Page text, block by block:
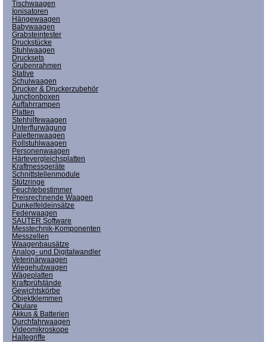
Tischwaagen
Ionisatoren
Hängewaagen
Babywaagen
Grabsteintester
Druckstücke
Stuhlwaagen
Drucksets
Grubenrahmen
Stative
Schulwaagen
Drucker & Druckerzubehör
Junctionboxen
Auffahrrampen
Platten
Stehhilfewaagen
Unterflurwägung
Palettenwaagen
Rollstuhlwaagen
Personenwaagen
Härtevergleichsplatten
Kraftmessgeräte
Schnittstellenmodule
Stützringe
Feuchtebestimmer
Preisrechnende Waagen
Dunkelfeldeinsätze
Federwaagen
SAUTER Software
Messtechnik-Komponenten
Messzellen
Waagenbausätze
Analog- und Digitalwandler
Veterinärwaagen
Wiegehubwagen
Wägeplatten
Kraftprüfstände
Gewichtskörbe
Objektklemmen
Okulare
Akkus & Batterien
Durchfahrwaagen
Videomikroskope
Haltegriffe